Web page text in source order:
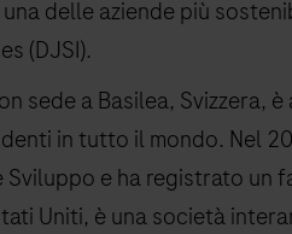
delle aziende più
(DJSI).
sede a Basilea, Svizzera,
in tutto il mondo. Nel
Sviluppo e ha registrato
Uniti, è una società